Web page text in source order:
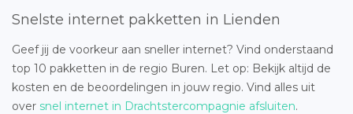
Snelste internet pakketten in Lienden
Geef jij de voorkeur aan sneller internet? Vind onderstaand
top 10 pakketten in de regio Buren. Let op: Bekijk altijd de
kosten en de beoordelingen in jouw regio. Vind alles uit
over snel internet in Drachtstercompagnie afsluiten.